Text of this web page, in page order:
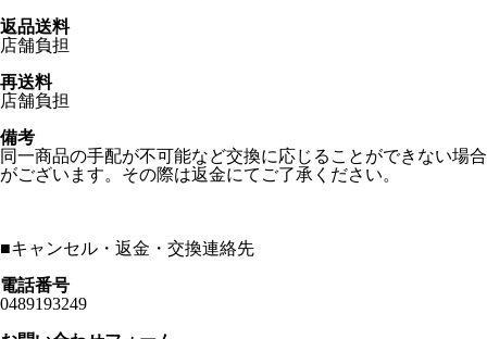
返品送料
店舗負担
再送料
店舗負担
備考
同一商品の手配が不可能など交換に応じることができない場合
がございます。その際は返金にてご了承ください。
■キャンセル・返金・交換連絡先
電話番号
0489193249